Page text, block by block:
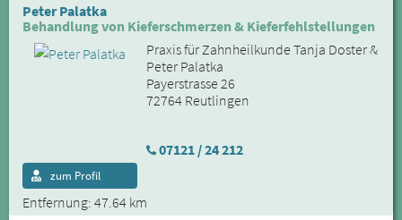
Peter Palatka
Behandlung von Kieferschmerzen & Kieferfehlstellungen
Praxis für Zahnheilkunde Tanja Doster &
Peter Palatka
Payerstrasse 26
72764 Reutlingen
07121 / 24 212
Entfernung: 47.64 km
zum Profil